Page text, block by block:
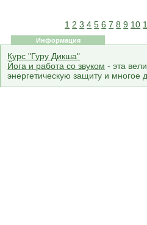
1 2 3 4 5 6 7 8 9 10
Информация
Курс "Гуру Дикша"
Йога и работа со звуком - эта
энергетическую защиту и многое